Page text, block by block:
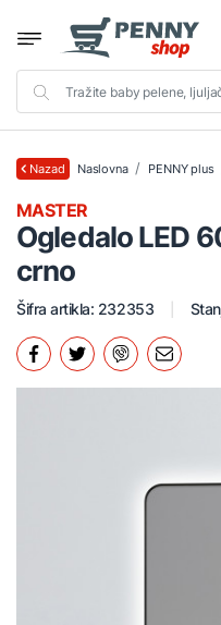
Nazad Naslovna PENNY plus
Ogledalo LED
crno
MASTER
Šifra artikla: 232353